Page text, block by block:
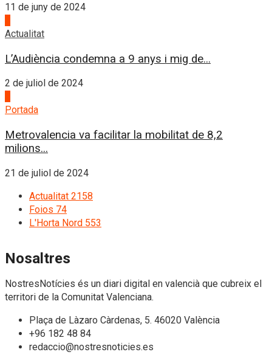
11 de juny de 2024
Actualitat
L’Audiència condemna a 9 anys i mig de...
2 de juliol de 2024
Portada
Metrovalencia va facilitar la mobilitat de 8,2
milions...
21 de juliol de 2024
Actualitat 2158
Foios 74
L'Horta Nord 553
Nosaltres
NostresNotícies és un diari digital en valencià que cubreix el
territori de la Comunitat Valenciana.
Plaça de Làzaro Càrdenas, 5. 46020 València
+96 182 48 84
redaccio@nostresnoticies.es